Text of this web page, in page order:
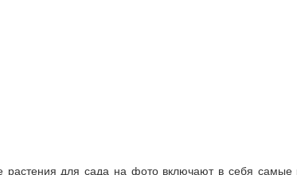
растения для сада на фото включают в себя